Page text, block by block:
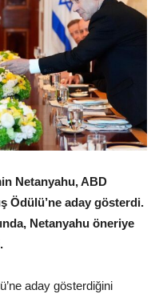
Netanyahu, ABD
Ödülü’ne aday gösterdi.
Netanyahu öneriye
aday gösterdiğini